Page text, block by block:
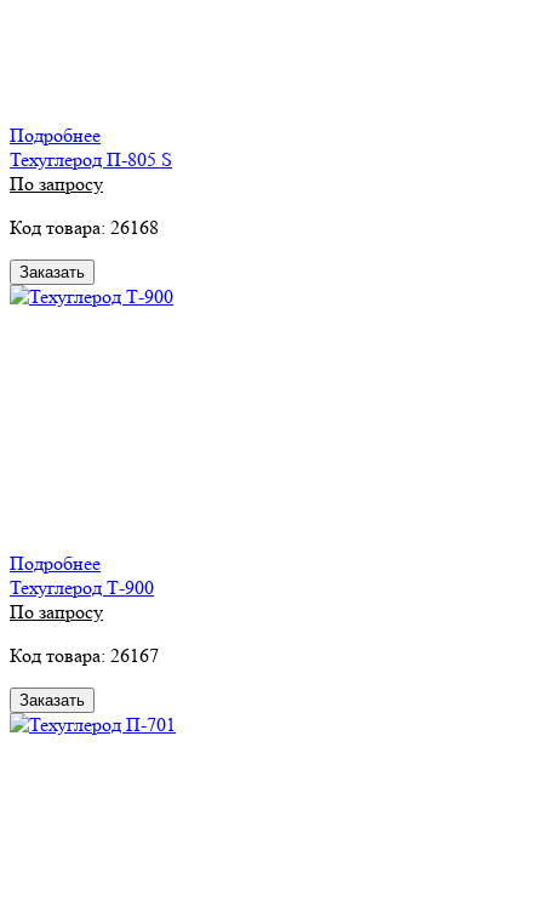
Подробнее
Техуглерод П-805 S
По запросу
Код товара: 26168
Заказать
Подробнее
Техуглерод Т-900
По запросу
Код товара: 26167
Заказать